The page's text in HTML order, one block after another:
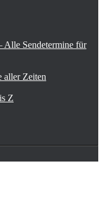
Sendetermine für
aller Zeiten
Z